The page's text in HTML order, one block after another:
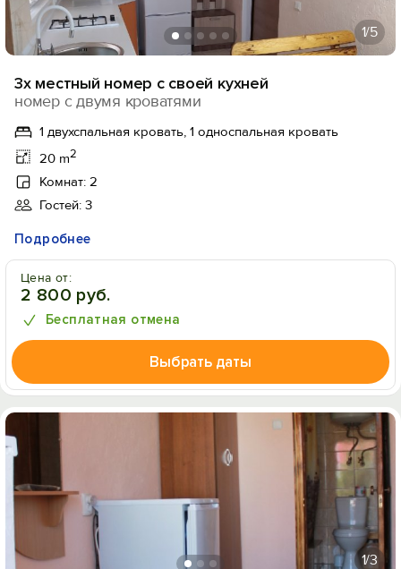
1/5
3х местный номер с своей кухней
номер с двумя кроватями
1 двухспальная кровать, 1 односпальная кровать
20 m2
Комнат: 2
Гостей: 3
Подробнее
Цена от:
2 800 руб.
Бесплатная отмена
Выбрать даты
1/3